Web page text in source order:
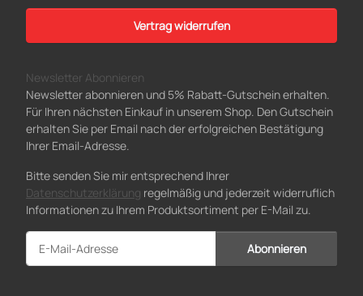
Vertrag widerrufen
Newsletter Abonnieren
Newsletter abonnieren und 5% Rabatt-Gutschein erhalten.
Für Ihren nächsten Einkauf in unserem Shop. Den Gutschein
erhalten Sie per Email nach der erfolgreichen Bestätigung
Ihrer Email-Adresse.
Bitte senden Sie mir entsprechend Ihrer
Datenschutzerklärung regelmäßig und jederzeit widerruflich
Informationen zu Ihrem Produktsortiment per E-Mail zu.
Abonnieren